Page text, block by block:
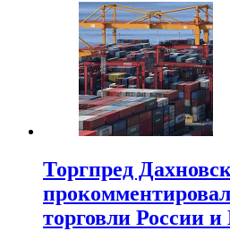
Торгпред
торговли России